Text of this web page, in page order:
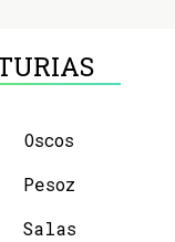
Oscos
Pesoz
Salas